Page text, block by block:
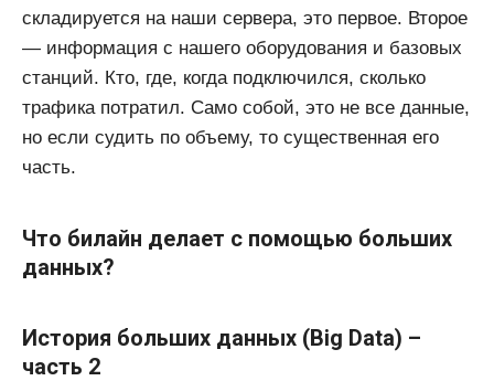
складируется на наши сервера, это первое. Второе
— информация с нашего оборудования и базовых
станций. Кто, где, когда подключился, сколько
трафика потратил. Само собой, это не все данные,
но если судить по объему, то существенная его
часть.
Что билайн делает с помощью больших
данных?
История больших данных (Big Data) –
часть 2